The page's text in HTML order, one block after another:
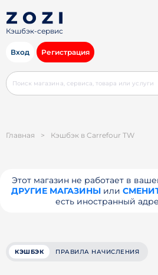
Кэшбэк-сервис
Вход Регистрация
Главная > Кэшбэк в Carrefour TW
Этот магазин не работает в
ДРУГИЕ МАГАЗИНЫили
есть иностранный
КЭШБЭК ПРАВИЛА НАЧИСЛЕНИЯ